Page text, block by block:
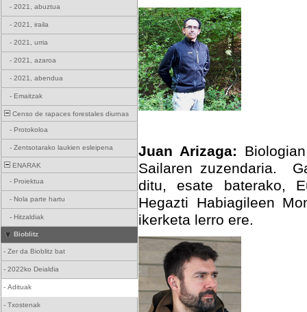
- 2021, abuztua
- 2021, iraila
- 2021, urria
- 2021, azaroa
- 2021, abendua
- Emaitzak
Censo de rapaces forestales diurnas
- Protokoloa
- Zentsotarako laukien esleipena
ENARAK
- Proiektua
- Nola parte hartu
- Hitzaldiak
Bioblitz
- Zer da Bioblitz bat
- 2022ko Deialdia
- Adituak
- Txostenak
Juan Arizaga:
Sailaren zuzendaria.
ditu, esate baterako,
Hegazti Habiagileen
ikerketa lerro ere.